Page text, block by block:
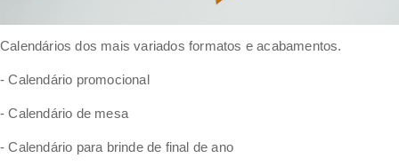
Calendários dos mais variados formatos e acabamentos.
- Calendário promocional
- Calendário de mesa
- Calendário para brinde de final de ano